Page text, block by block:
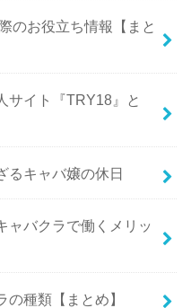
のお役立ち情報【まと
サイト『TRY18』と
るキャバ嬢の休日
ャバクラで働くメリッ
種類【まとめ】